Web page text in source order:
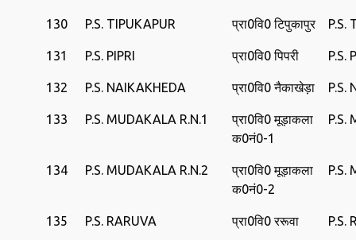
130 P.S. TIPUKAPUR प्रा0वि0 टिपुकापुर P.S.
131 P.S. PIPRI प्रा0वि0 पिपरी P.S.
132 P.S. NAIKAKHEDA प्रा0वि0 नैकाखेड़ा P.S.
133 P.S. MUDAKALA R.N.1
प्रा0वि0 मूड़ाकला
क0नं0-1
P.S.
134 P.S. MUDAKALA R.N.2
प्रा0वि0 मूड़ाकला
क0नं0-2
P.S.
135 P.S. RARUVA प्रा0वि0 ररूवा P.S.